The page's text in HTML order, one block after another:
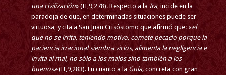
una civilización» (II,9,278). Respecto a la Ira, incide en la
paradoja de que, en determinadas situaciones puede ser
virtuosa, y cita a San Juan Crisóstomo que afirmó que: «el
que no se irrita, teniendo motivo, comete pecado porque la
paciencia irracional siembra vicios, alimenta la negligencia e
invita al mal, no sólo a los malos sino también a los
buenos»(II,9,283). En cuanto a la Gula,concreta con gran